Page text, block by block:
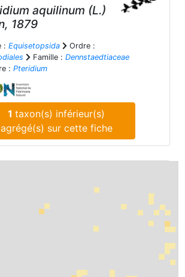
aquilinum (L.)
1879
: Equisetopsida
Ordre :
Famille : Dennstaedtiaceae
: Pteridium
1taxon(s) inférieur(s)
agrégé(s) sur cette fiche